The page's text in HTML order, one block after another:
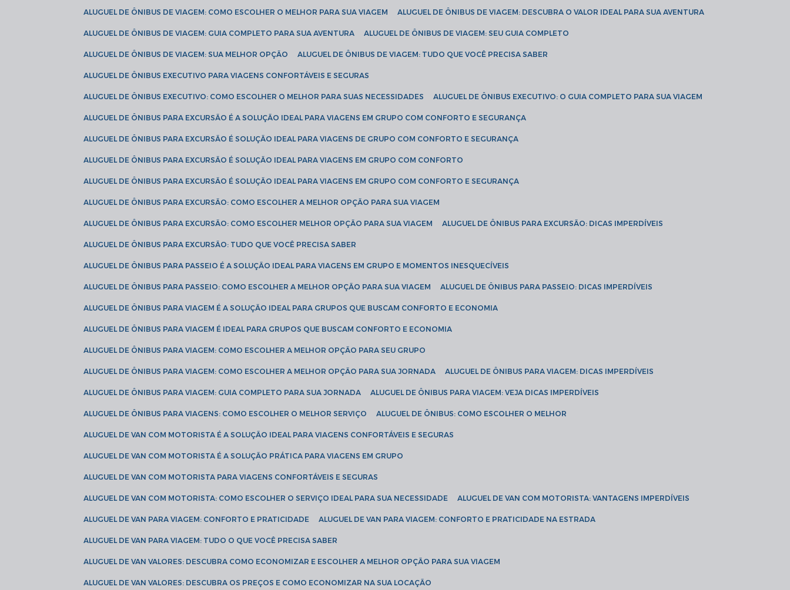
ALUGUEL DE ÔNIBUS DE VIAGEM: COMO ESCOLHER O MELHOR PARA SUA VIAGEM ALUGUEL DE ÔNIBUS DE VIAGEM: DESCUBRA O VALOR IDEAL PARA SUA AVENTURA
ALUGUEL DE ÔNIBUS DE VIAGEM: GUIA COMPLETO PARA SUA AVENTURA ALUGUEL DE ÔNIBUS DE VIAGEM: SEU GUIA COMPLETO
ALUGUEL DE ÔNIBUS DE VIAGEM: SUA MELHOR OPÇÃO ALUGUEL DE ÔNIBUS DE VIAGEM: TUDO QUE VOCÊ PRECISA SABER
ALUGUEL DE ÔNIBUS EXECUTIVO PARA VIAGENS CONFORTÁVEIS E SEGURAS
ALUGUEL DE ÔNIBUS EXECUTIVO: COMO ESCOLHER O MELHOR PARA SUAS NECESSIDADES ALUGUEL DE ÔNIBUS EXECUTIVO: O GUIA COMPLETO PARA SUA VIAGEM
ALUGUEL DE ÔNIBUS PARA EXCURSÃO É A SOLUÇÃO IDEAL PARA VIAGENS EM GRUPO COM CONFORTO E SEGURANÇA
ALUGUEL DE ÔNIBUS PARA EXCURSÃO É SOLUÇÃO IDEAL PARA VIAGENS DE GRUPO COM CONFORTO E SEGURANÇA
ALUGUEL DE ÔNIBUS PARA EXCURSÃO É SOLUÇÃO IDEAL PARA VIAGENS EM GRUPO COM CONFORTO
ALUGUEL DE ÔNIBUS PARA EXCURSÃO É SOLUÇÃO IDEAL PARA VIAGENS EM GRUPO COM CONFORTO E SEGURANÇA
ALUGUEL DE ÔNIBUS PARA EXCURSÃO: COMO ESCOLHER A MELHOR OPÇÃO PARA SUA VIAGEM
ALUGUEL DE ÔNIBUS PARA EXCURSÃO: COMO ESCOLHER MELHOR OPÇÃO PARA SUA VIAGEM ALUGUEL DE ÔNIBUS PARA EXCURSÃO: DICAS IMPERDÍVEIS
ALUGUEL DE ÔNIBUS PARA EXCURSÃO: TUDO QUE VOCÊ PRECISA SABER
ALUGUEL DE ÔNIBUS PARA PASSEIO É A SOLUÇÃO IDEAL PARA VIAGENS EM GRUPO E MOMENTOS INESQUECÍVEIS
ALUGUEL DE ÔNIBUS PARA PASSEIO: COMO ESCOLHER A MELHOR OPÇÃO PARA SUA VIAGEM ALUGUEL DE ÔNIBUS PARA PASSEIO: DICAS IMPERDÍVEIS
ALUGUEL DE ÔNIBUS PARA VIAGEM É A SOLUÇÃO IDEAL PARA GRUPOS QUE BUSCAM CONFORTO E ECONOMIA
ALUGUEL DE ÔNIBUS PARA VIAGEM É IDEAL PARA GRUPOS QUE BUSCAM CONFORTO E ECONOMIA
ALUGUEL DE ÔNIBUS PARA VIAGEM: COMO ESCOLHER A MELHOR OPÇÃO PARA SEU GRUPO
ALUGUEL DE ÔNIBUS PARA VIAGEM: COMO ESCOLHER A MELHOR OPÇÃO PARA SUA JORNADA ALUGUEL DE ÔNIBUS PARA VIAGEM: DICAS IMPERDÍVEIS
ALUGUEL DE ÔNIBUS PARA VIAGEM: GUIA COMPLETO PARA SUA JORNADA ALUGUEL DE ÔNIBUS PARA VIAGEM: VEJA DICAS IMPERDÍVEIS
ALUGUEL DE ÔNIBUS PARA VIAGENS: COMO ESCOLHER O MELHOR SERVIÇO ALUGUEL DE ÔNIBUS: COMO ESCOLHER O MELHOR
ALUGUEL DE VAN COM MOTORISTA É A SOLUÇÃO IDEAL PARA VIAGENS CONFORTÁVEIS E SEGURAS
ALUGUEL DE VAN COM MOTORISTA É A SOLUÇÃO PRÁTICA PARA VIAGENS EM GRUPO
ALUGUEL DE VAN COM MOTORISTA PARA VIAGENS CONFORTÁVEIS E SEGURAS
ALUGUEL DE VAN COM MOTORISTA: COMO ESCOLHER O SERVIÇO IDEAL PARA SUA NECESSIDADE ALUGUEL DE VAN COM MOTORISTA: VANTAGENS IMPERDÍVEIS
ALUGUEL DE VAN PARA VIAGEM: CONFORTO E PRATICIDADE ALUGUEL DE VAN PARA VIAGEM: CONFORTO E PRATICIDADE NA ESTRADA
ALUGUEL DE VAN PARA VIAGEM: TUDO O QUE VOCÊ PRECISA SABER
ALUGUEL DE VAN VALORES: DESCUBRA COMO ECONOMIZAR E ESCOLHER A MELHOR OPÇÃO PARA SUA VIAGEM
ALUGUEL DE VAN VALORES: DESCUBRA OS PREÇOS E COMO ECONOMIZAR NA SUA LOCAÇÃO